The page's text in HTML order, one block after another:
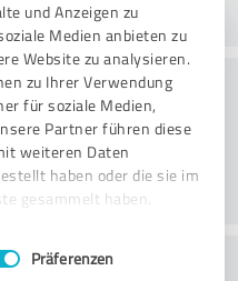
und Anzeigen zu
Medien anbieten zu
Website zu analysieren.
zu Ihrer Verwendung
für soziale Medien,
Partner führen diese
weiteren Daten
haben oder die sie im
gesammelt haben.
Präferenzen